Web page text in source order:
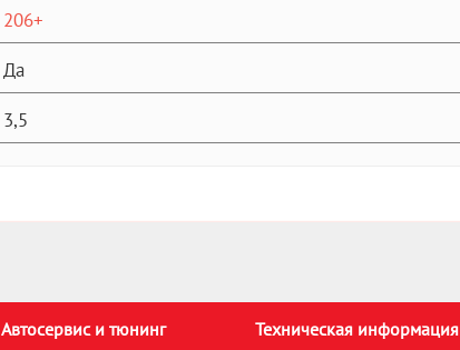
206+
Да
3,5
Автосервис и тюнинг Техническая информация